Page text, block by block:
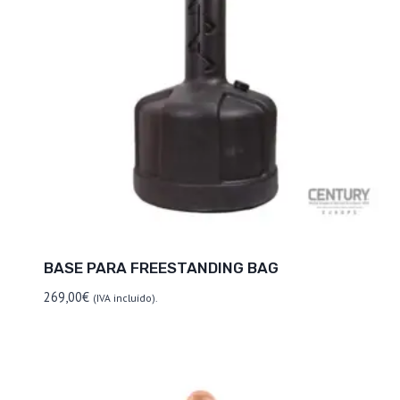
BASE PARA FREESTANDING BAG
269,00€ (IVA incluído).